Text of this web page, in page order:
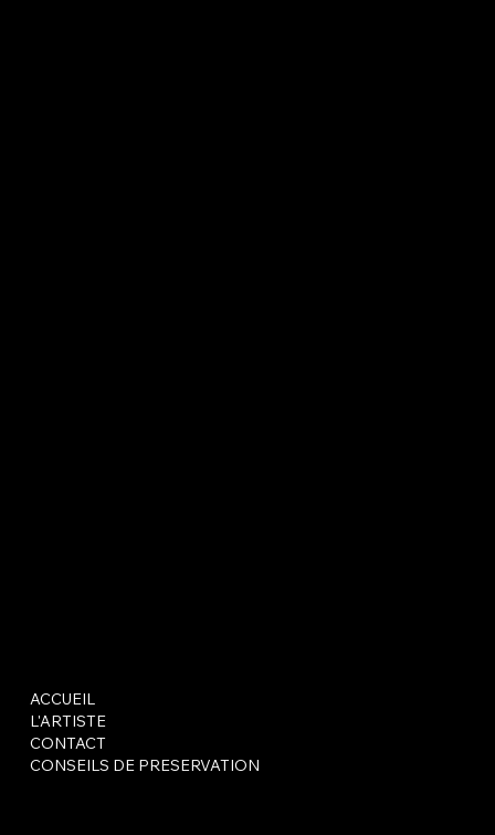
ACCUEIL
L'ARTISTE
CONTACT
CONSEILS DE PRESERVATION